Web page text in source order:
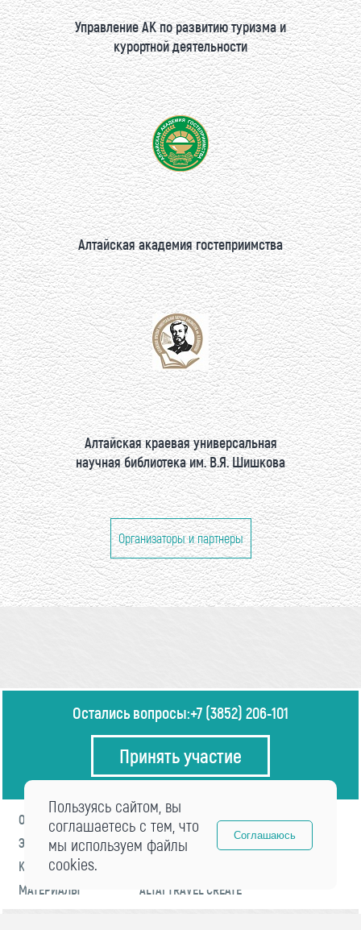
Управление АК по развитию туризма и
курортной деятельности
Алтайская академия гостеприимства
Алтайская краевая универсальная
научная библиотека им. В.Я. Шишкова
Организаторы и партнеры
Остались вопросы:+7 (3852) 206-101
Принять участие
О ФОРУМЕ
ПРОГРАММА
ЭКСПЕРТЫ
НОВОСТИ
КОНТАКТЫ
МАТЕРИАЛЫ
ALTAI TRAVEL CREATE
Пользуясь сайтом, вы
соглашаетесь с тем, что
мы используем файлы
cookies.
Соглашаюсь